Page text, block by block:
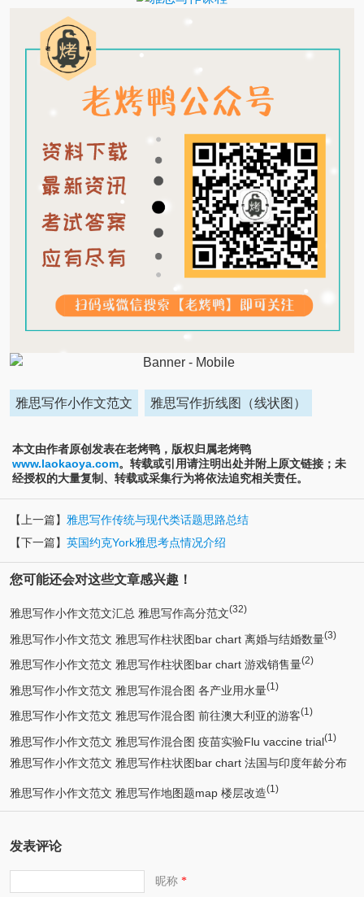
雅思写作小作文范文 雅思写作折线图（线状图）
本文由作者原创发表在老烤鸭，版权归属老烤鸭
www.laokaoya.com。转载或引用请注明出处并附上原文链接；未
经授权的大量复制、转载或采集行为将依法追究相关责任。
【上一篇】 雅思写作传统与现代类话题思路总结
【下一篇】 英国约克York雅思考点情况介绍
您可能还会对这些文章感兴趣！
雅思写作小作文范文汇总 雅思写作高分范文(32)
雅思写作小作文范文 雅思写作柱状图bar chart 离婚与结婚数量(3)
雅思写作小作文范文 雅思写作柱状图bar chart 游戏销售量(2)
雅思写作小作文范文 雅思写作混合图 各产业用水量(1)
雅思写作小作文范文 雅思写作混合图 前往澳大利亚的游客(1)
雅思写作小作文范文 雅思写作混合图 疫苗实验Flu vaccine trial(1)
雅思写作小作文范文 雅思写作柱状图bar chart 法国与印度年龄分布
(1)
雅思写作小作文范文 雅思写作地图题map 楼层改造(1)
发表评论
昵称*